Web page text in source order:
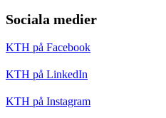
Sociala medier
KTH på Facebook
KTH på LinkedIn
KTH på Instagram